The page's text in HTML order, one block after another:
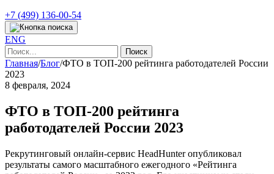
+7 (499) 136-00-54
ENG
Найти:
Главная/Блог/ФТО в ТОП-200 рейтинга работодателей России
2023
8 февраля, 2024
ФТО в ТОП-200 рейтинга
работодателей России 2023
Рекрутинговый онлайн-сервис HeadHunter опубликовал
результаты самого масштабного ежегодного «Рейтинга